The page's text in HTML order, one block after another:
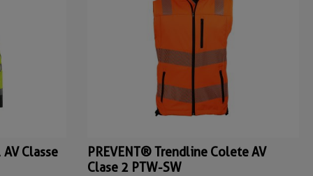
Classe
PREVENT® Trendline Colete AV
Clase 2 PTW-SW